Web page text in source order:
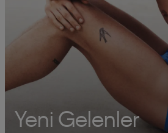
Yeni Gelenler